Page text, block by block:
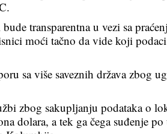
transparentna u vezi sa
moći tačno da vide koji
sa više saveznih država zbog
zbog sakupljanju podataka o
dolara, a tek ga čega suđenje po